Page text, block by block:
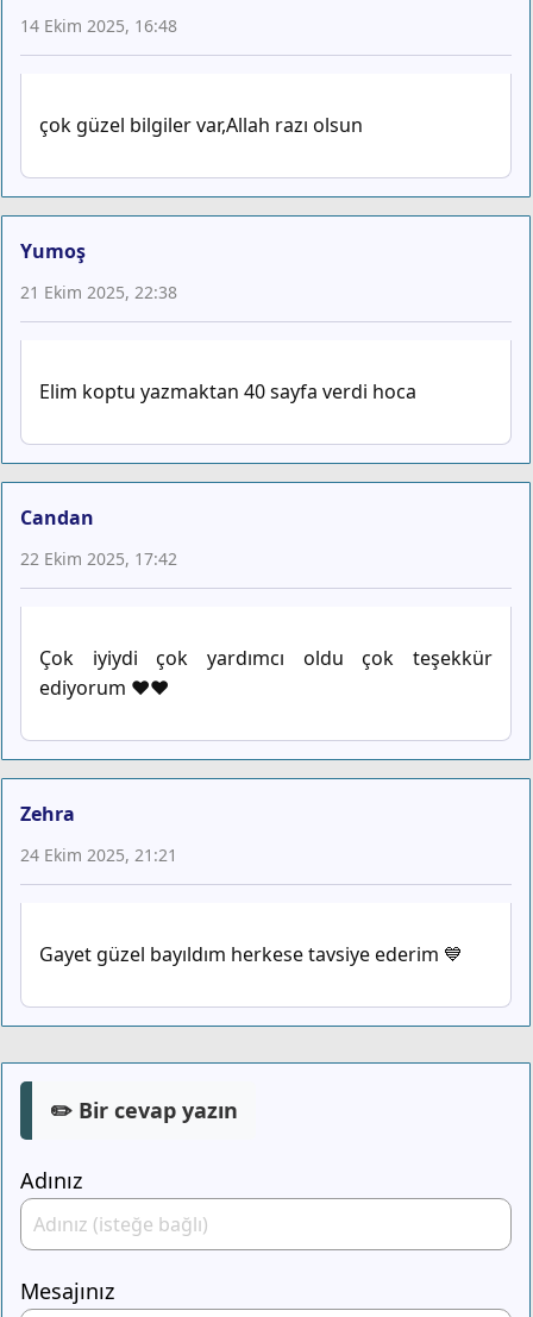
14 Ekim 2025, 16:48
çok güzel bilgiler var,Allah razı olsun
Yumoş
21 Ekim 2025, 22:38
Elim koptu yazmaktan 40 sayfa verdi hoca
Candan
22 Ekim 2025, 17:42
Çok iyiydi çok yardımcı oldu çok teşekkür
ediyorum ♥️♥️
Zehra
24 Ekim 2025, 21:21
Gayet güzel bayıldım herkese tavsiye ederim 💙
✏️ Bir cevap yazın
Adınız
Mesajınız